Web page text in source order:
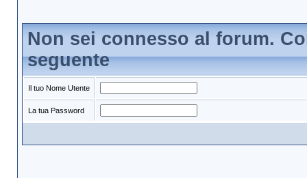
Non sei connesso al forum.
seguente
Il tuo Nome Utente
La tua Password